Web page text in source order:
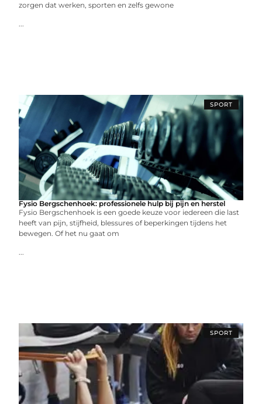
zorgen dat werken, sporten en zelfs gewone
...
SPORT
Fysio Bergschenhoek: professionele hulp bij pijn en herstel
Fysio Bergschenhoek is een goede keuze voor iedereen die last
heeft van pijn, stijfheid, blessures of beperkingen tijdens het
bewegen. Of het nu gaat om
...
SPORT